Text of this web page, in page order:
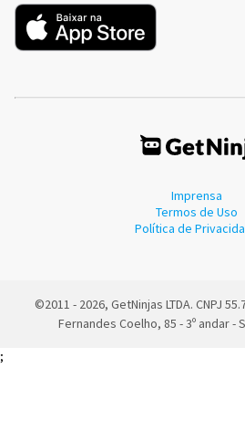
Imprensa
Termos de Uso
Política de
©2011 - 2026, GetNinjas LTDA. CNPJ
Fernandes Coelho, 85 - 3º andar -
;